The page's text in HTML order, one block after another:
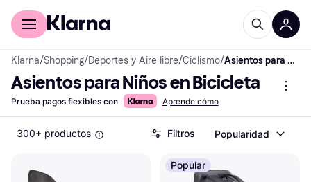
Comprar con Klarna
Klarna/Shopping/Deportes y Aire libre/Ciclismo/ Asientos para Niños en Bicicleta
Asientos para Niños en Bicicleta
Prueba pagos flexibles con Aprende cómo
300+ productos Filtros Popularidad
Popular